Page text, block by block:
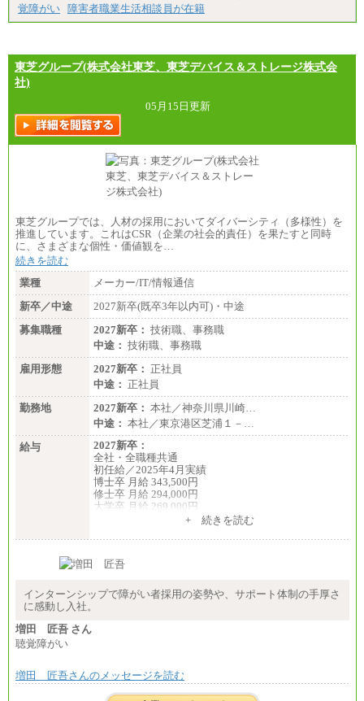
覚障がい 障害者職業生活相談員が在籍
東芝グループ(株式会社東芝、東芝デバイス＆ストレージ株式会
社)
05月15日更新
東芝グループでは、人材の採用においてダイバーシティ（多様性）を
推進しています。これはCSR（企業の社会的責任）を果たすと同時
に、さまざまな個性・価値観を…
続きを読む
業種
メーカー/IT/情報通信
新卒／中途
2027新卒(既卒3年以内可)・中途
募集職種
2027新卒： 技術職、事務職
中途： 技術職、事務職
雇用形態
2027新卒： 正社員
中途： 正社員
勤務地
2027新卒： 本社／神奈川県川崎…
中途： 本社／東京港区芝浦１－…
給与
2027新卒：
全社・全職種共通
初任給／2025年4月実績
博士卒 月給 343,500円
修士卒 月給 294,000円
大学卒 月給 269,000円
※試用期間の給与に変更はございません
中途：
す。
+ 続きを読む
インターンシップで障がい者採用の姿勢や、サポート体制の手厚さ
に感動し入社。
増田 匠吾 さん
聴覚障がい
増田 匠吾さんのメッセージを読む